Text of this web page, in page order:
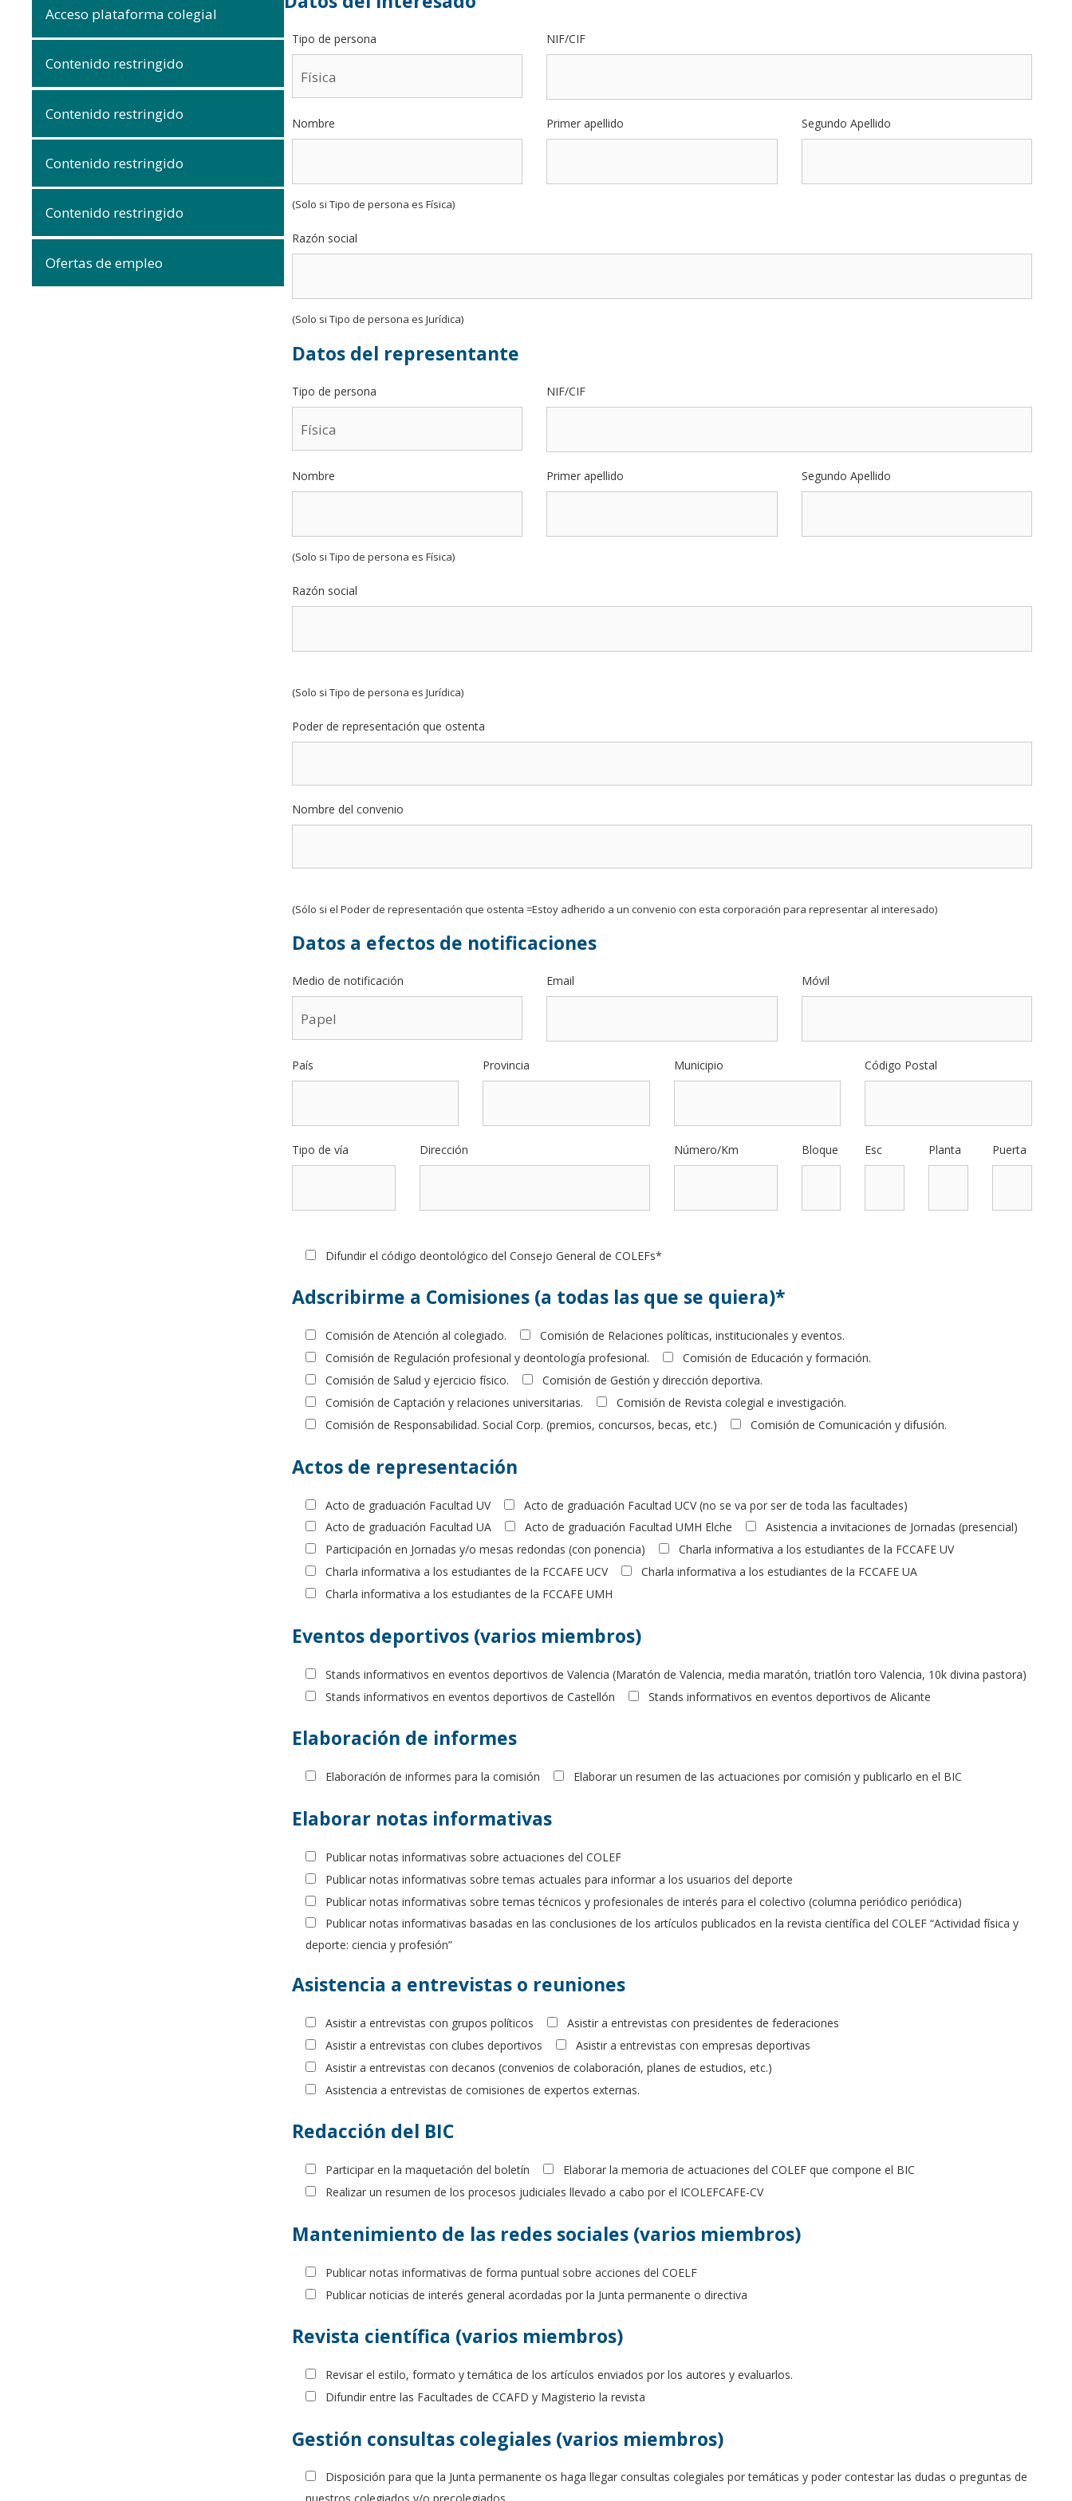
Acceso plataforma colegial
Contenido restringido
Contenido restringido
Contenido restringido
Contenido restringido
Ofertas de empleo
Tipo de persona NIF/CIF
Nombre Primer apellido Segundo Apellido
(Solo si Tipo de persona es Física)
Razón social
(Solo si Tipo de persona es Jurídica)
Datos del representante
Tipo de persona NIF/CIF
Nombre Primer apellido Segundo Apellido
(Solo si Tipo de persona es Física)
Razón social
(Solo si Tipo de persona es Jurídica)
Poder de representación que ostenta
Nombre del convenio
(Sólo si el Poder de representación que ostenta =Estoy adherido a un convenio con esta corporación para representar al interesado)
Datos a efectos de notificaciones
Medio de notificación Email Móvil
País Provincia Municipio Código Postal
Tipo de vía Dirección Número/Km Bloque Esc Planta Puerta
Difundir el código deontológico del Consejo General de COLEFs*
Adscribirme a Comisiones (a todas las que se quiera)*
Comisión de Atención al colegiado.
Comisión de Relaciones políticas, institucionales y eventos.
Comisión de Regulación profesional y deontología profesional.
Comisión de Educación y formación.
Comisión de Salud y ejercicio físico.
Comisión de Gestión y dirección deportiva.
Comisión de Captación y relaciones universitarias.
Comisión de Revista colegial e investigación.
Comisión de Responsabilidad. Social Corp. (premios, concursos, becas, etc.)
Comisión de Comunicación y difusión.
Actos de representación
Acto de graduación Facultad UV
Acto de graduación Facultad UCV (no se va por ser de toda las facultades)
Acto de graduación Facultad UA
Acto de graduación Facultad UMH Elche
Asistencia a invitaciones de Jornadas (presencial)
Participación en Jornadas y/o mesas redondas (con ponencia)
Charla informativa a los estudiantes de la FCCAFE UV
Charla informativa a los estudiantes de la FCCAFE UCV
Charla informativa a los estudiantes de la FCCAFE UA
Charla informativa a los estudiantes de la FCCAFE UMH
Eventos deportivos (varios miembros)
Stands informativos en eventos deportivos de Valencia (Maratón de Valencia, media maratón, triatlón toro Valencia, 10k divina pastora)
Stands informativos en eventos deportivos de Castellón
Stands informativos en eventos deportivos de Alicante
Elaboración de informes
Elaboración de informes para la comisión Elaborar un resumen de las actuaciones por comisión y publicarlo en el BIC
Elaborar notas informativas
Publicar notas informativas sobre actuaciones del COLEF
Publicar notas informativas sobre temas actuales para informar a los usuarios del deporte
Publicar notas informativas sobre temas técnicos y profesionales de interés para el colectivo (columna periódico periódica)
Publicar notas informativas basadas en las conclusiones de los artículos publicados en la revista científica del COLEF “Actividad física y
deporte: ciencia y profesión”
Asistencia a entrevistas o reuniones
Asistir a entrevistas con grupos políticos
Asistir a entrevistas con presidentes de federaciones
Asistir a entrevistas con clubes deportivos
Asistir a entrevistas con empresas deportivas
Asistir a entrevistas con decanos (convenios de colaboración, planes de estudios, etc.)
Asistencia a entrevistas de comisiones de expertos externas.
Redacción del BIC
Participar en la maquetación del boletín
Elaborar la memoria de actuaciones del COLEF que compone el BIC
Realizar un resumen de los procesos judiciales llevado a cabo por el ICOLEFCAFE-CV
Mantenimiento de las redes sociales (varios miembros)
Publicar notas informativas de forma puntual sobre acciones del COELF
Publicar noticias de interés general acordadas por la Junta permanente o directiva
Revista científica (varios miembros)
Revisar el estilo, formato y temática de los artículos enviados por los autores y evaluarlos.
Difundir entre las Facultades de CCAFD y Magisterio la revista
Gestión consultas colegiales (varios miembros)
Disposición para que la Junta permanente os haga llegar consultas colegiales por temáticas y poder contestar las dudas o preguntas de
nuestros colegiados y/o precolegiados.